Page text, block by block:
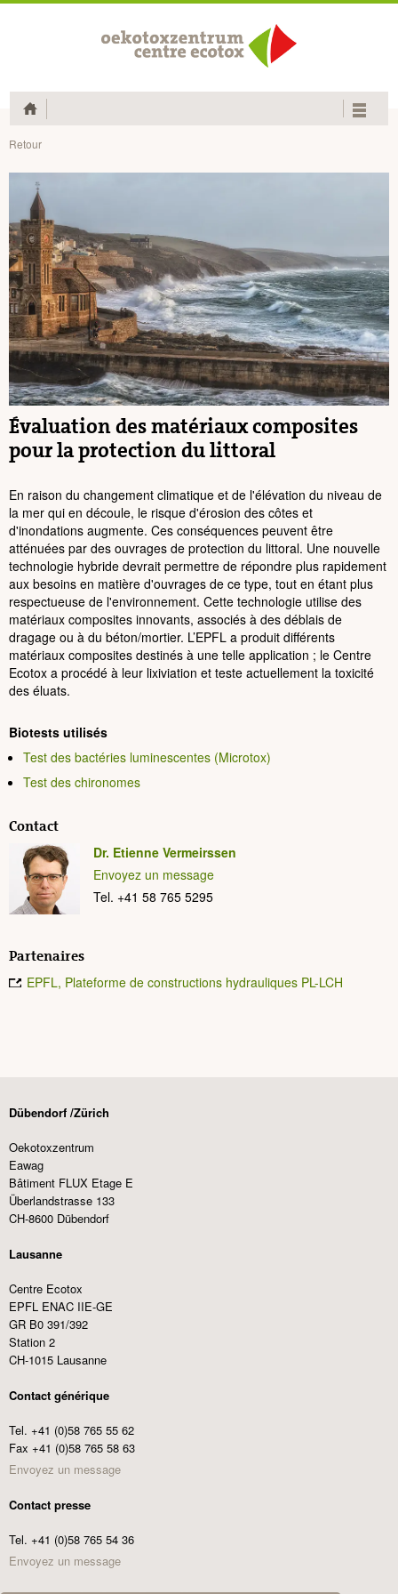
Home
Retour
Évaluation des matériaux composites
pour la protection du littoral
En raison du changement climatique et de l'élévation du niveau de
la mer qui en découle, le risque d'érosion des côtes et
d'inondations augmente. Ces conséquences peuvent être
atténuées par des ouvrages de protection du littoral. Une nouvelle
technologie hybride devrait permettre de répondre plus rapidement
aux besoins en matière d'ouvrages de ce type, tout en étant plus
respectueuse de l'environnement. Cette technologie utilise des
matériaux composites innovants, associés à des déblais de
dragage ou à du béton/mortier. L’EPFL a produit différents
matériaux composites destinés à une telle application ; le Centre
Ecotox a procédé à leur lixiviation et teste actuellement la toxicité
des éluats.
Biotests utilisés
Test des bactéries luminescentes (Microtox)
Test des chironomes
Contact
Dr. Etienne Vermeirssen
Envoyez un message
Tel. +41 58 765 5295
Partenaires
EPFL, Plateforme de constructions hydrauliques PL-LCH
Dübendorf /Zürich
Oekotoxzentrum
Eawag
Bâtiment FLUX Etage E
Überlandstrasse 133
CH-8600 Dübendorf
Lausanne
Centre Ecotox
EPFL ENAC IIE-GE
GR B0 391/392
Station 2
CH-1015 Lausanne
Contact générique
Tel. +41 (0)58 765 55 62
Fax +41 (0)58 765 58 63
Envoyez un message
Contact presse
Tel. +41 (0)58 765 54 36
Envoyez un message